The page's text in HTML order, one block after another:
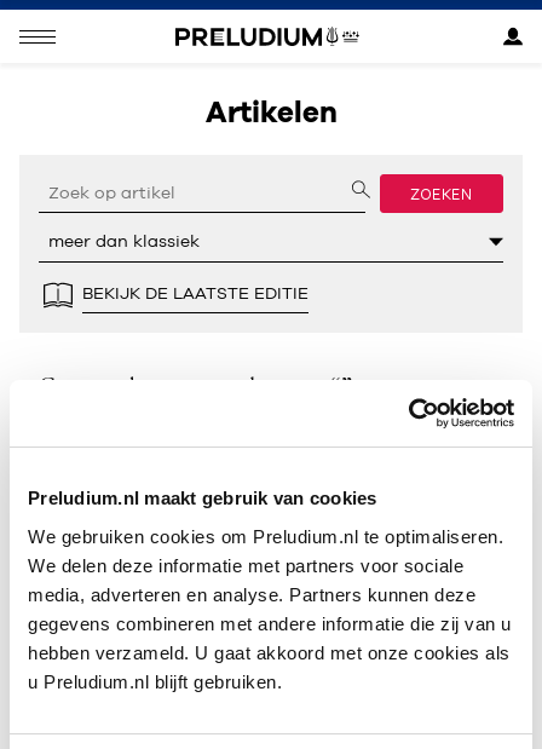
Preludium.nl maakt gebruik van cookies
We gebruiken cookies om Preludium.nl te optimaliseren.
We delen deze informatie met partners voor sociale
media, adverteren en analyse. Partners kunnen deze
gegevens combineren met andere informatie die zij van u
hebben verzameld. U gaat akkoord met onze cookies als
u Preludium.nl blijft gebruiken.
Artikelen
ZOEKEN
BEKIJK DE LAATSTE EDITIE
Geen resultaten gevonden voor “”.